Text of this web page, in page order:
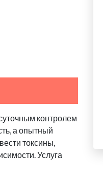
контролем
а опытный
токсины,
Услуга